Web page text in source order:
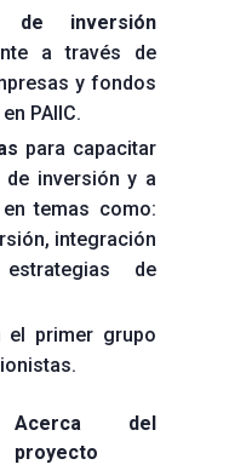
de inversión
a través de
y fondos
PAIIC.
para capacitar
inversión y a
temas como:
integración
de
el primer grupo
Acerca del
proyecto